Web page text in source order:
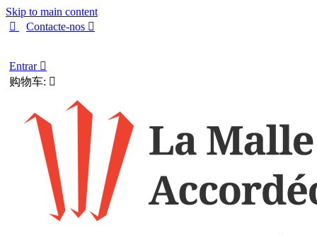
Skip to main content

Contacte-nos 
Entrar 
购物车: 